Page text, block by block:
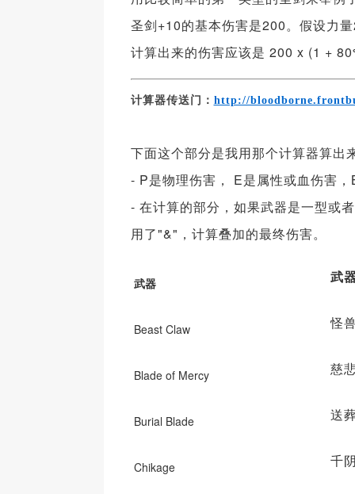
圣剑+10的基本伤害是200。假设力
计算出来的伤害应该是 200 x (1 +
计算器传送门： http://
下面这个部分是我用那个计算器算
- P是物理伤害， E是属性或血伤害
- 在计算的部分，如果武器是一型或
用了"&"，计算叠加的最终伤害。
武器 武
Beast Claw 怪
Blade of Mercy 慈
Burial Blade 送
Chikage 千